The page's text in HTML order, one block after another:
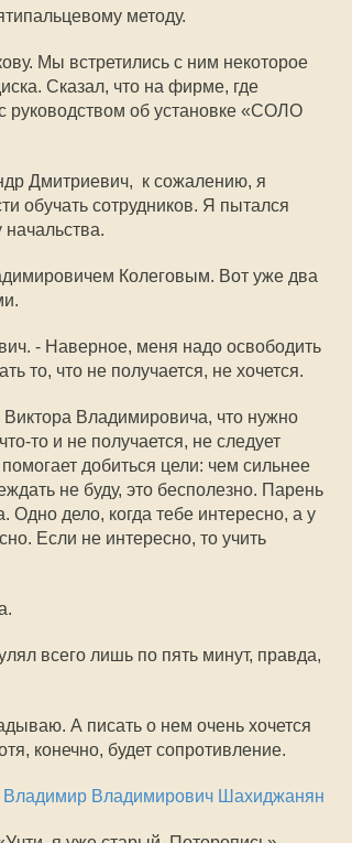
методу.
Мы встретились с ним некоторое
Сказал, что на фирме, где
руководством об установке «СОЛО
Дмитриевич,  к сожалению, я
обучать сотрудников. Я пытался
Колеговым. Вот уже два
- Наверное, меня надо освободить
то, что не получается, не хочется.
Владимировича, что нужно
то и не получается, не следует
добиться цели: чем сильнее
не буду, это бесполезно. Парень
Одно дело, когда тебе интересно, а у
Если не интересно, то учить
всего лишь по пять минут, правда,
А писать о нем очень хочется 
конечно, будет сопротивление.
Владимир Владимирович Шахиджанян